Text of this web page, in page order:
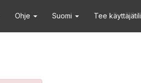
Ohje Suomi Tee käyttäjätili